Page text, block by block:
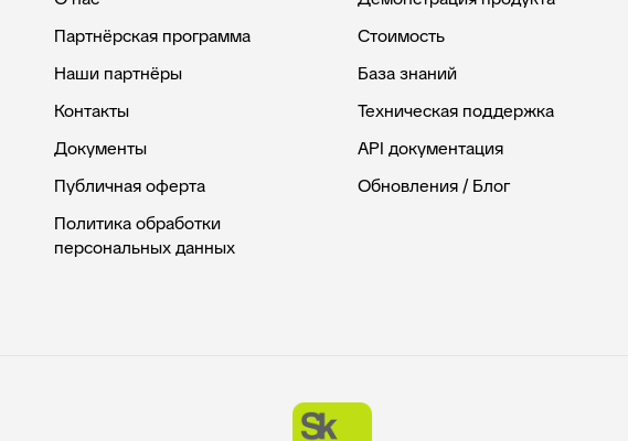
Партнёрская программа
Наши партнёры
Контакты
Документы
Публичная оферта
Политика обработки
персональных данных
Стоимость
База знаний
Техническая поддержка
API документация
Обновления / Блог